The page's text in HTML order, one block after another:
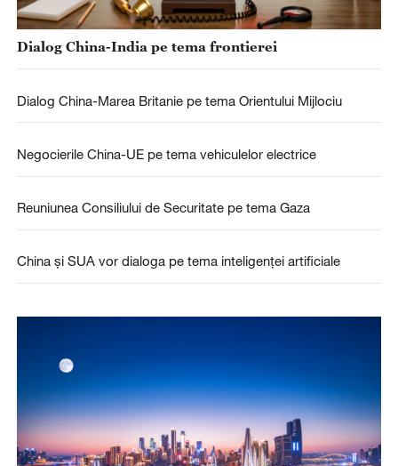
Dialog China-India pe tema frontierei
Dialog China-Marea Britanie pe tema Orientului Mijlociu
Negocierile China-UE pe tema vehiculelor electrice
Reuniunea Consiliului de Securitate pe tema Gaza
China și SUA vor dialoga pe tema inteligenței artificiale